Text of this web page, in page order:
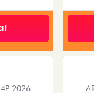
4P 2026